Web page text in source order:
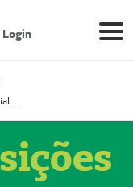
Login
Prestador Essencial Gestão em Saúde Ereli (51004354-7)